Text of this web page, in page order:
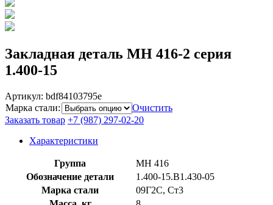
Закладная деталь МН 416-2 серия
1.400-15
Артикул: bdf84103795e
Марка стали:
Очистить
Заказать товар +7 (987) 297-02-20
Характеристики
Группа
МН 416
Обозначение детали
1.400-15.B1.430-05
Марка стали
09Г2С, Ст3